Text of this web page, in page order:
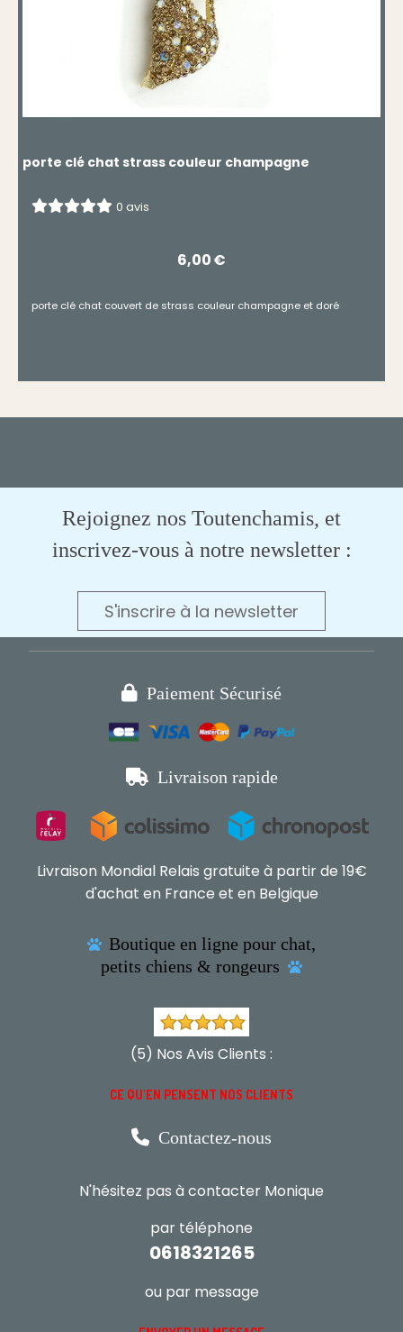
porte clé chat strass couleur champagne
0 avis
6,00€
porte clé chat couvert de strass couleur champagne et doré
Rejoignez nos Toutenchamis, et
inscrivez-vous à notre newsletter :
S'inscrire à la newsletter
 Paiement Sécurisé
 Livraison rapide
Livraison Mondial Relais gratuite à partir de 19€
d'achat en France et en Belgique
 Boutique en ligne pour chat,
petits chiens & rongeurs

(5) Nos Avis Clients :
CE QU'EN PENSENT NOS CLIENTS
 Contactez-nous
N'hésitez pas à contacter Monique
par téléphone
0618321265
ou par message